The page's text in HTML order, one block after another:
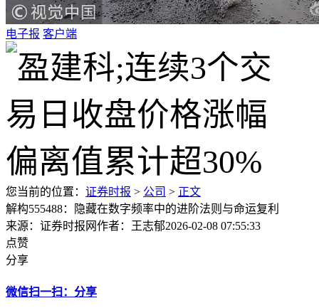
电子报 客户端
您当前的位置： 证券时报 > 公司 > 正文
解构555488：隐藏在数字频率中的进阶法则与命运复利
来源：证券时报网作者：王志郁2026-02-08 07:55:33
点赞
分享
微信扫一扫：分享